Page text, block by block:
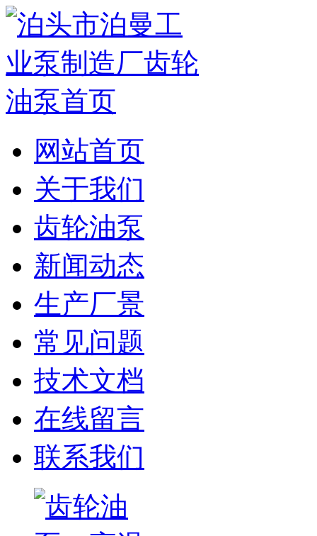
网站首页
关于我们
齿轮油泵
新闻动态
生产厂景
常见问题
技术文档
在线留言
联系我们